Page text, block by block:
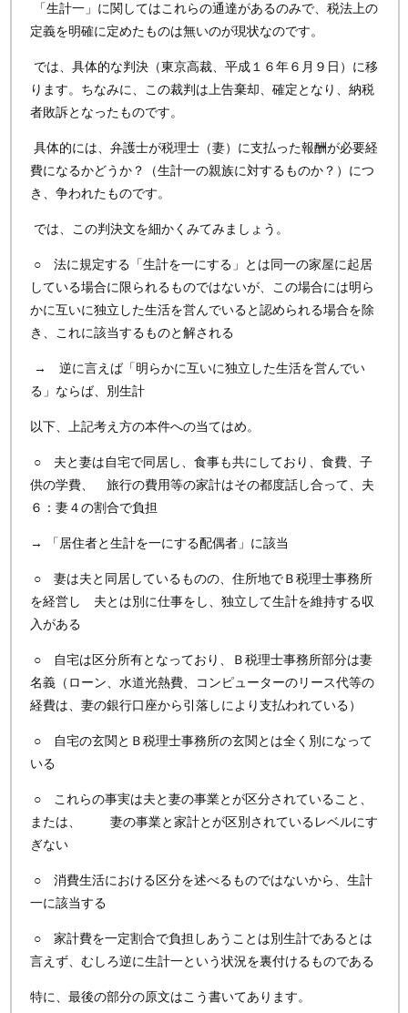
「生計一」に関してはこれらの通達があるのみで、税法上の
定義を明確に定めたものは無いのが現状なのです。
では、具体的な判決（東京高裁、平成１６年６月９日）に移
ります。ちなみに、この裁判は上告棄却、確定となり、納税
者敗訴となったものです。
具体的には、弁護士が税理士（妻）に支払った報酬が必要経
費になるかどうか？（生計一の親族に対するものか？）につ
き、争われたものです。
では、この判決文を細かくみてみましょう。
○ 法に規定する「生計を一にする」とは同一の家屋に起居
している場合に限られるものではないが、この場合には明ら
かに互いに独立した生活を営んでいると認められる場合を除
き、これに該当するものと解される
→ 逆に言えば「明らかに互いに独立した生活を営んでい
る」ならば、別生計
以下、上記考え方の本件への当てはめ。
○ 夫と妻は自宅で同居し、食事も共にしており、食費、子
供の学費、 旅行の費用等の家計はその都度話し合って、夫
６：妻４の割合で負担
→ 「居住者と生計を一にする配偶者」に該当
○ 妻は夫と同居しているものの、住所地でＢ税理士事務所
を経営し 夫とは別に仕事をし、独立して生計を維持する収
入がある
○ 自宅は区分所有となっており、Ｂ税理士事務所部分は妻
名義（ローン、水道光熱費、コンピューターのリース代等の
経費は、妻の銀行口座から引落しにより支払われている）
○ 自宅の玄関とＢ税理士事務所の玄関とは全く別になって
いる
○ これらの事実は夫と妻の事業とが区分されていること、
または、 妻の事業と家計とが区別されているレベルにす
ぎない
○ 消費生活における区分を述べるものではないから、生計
一に該当する
○ 家計費を一定割合で負担しあうことは別生計であるとは
言えず、むしろ逆に生計一という状況を裏付けるものである
特に、最後の部分の原文はこう書いてあります。